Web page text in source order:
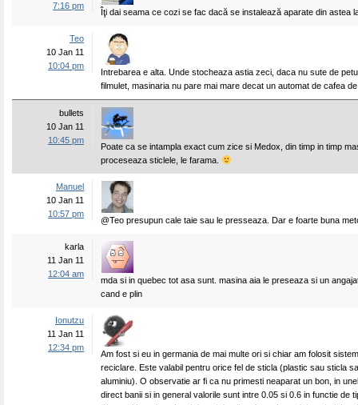
7:16 pm
Îţi dai seama ce cozi se fac dacă se instalează aparate din astea
Teo
10 Jan 11
10:04 pm
Intrebarea e alta. Unde stocheaza astia zeci, daca nu sute de
filmulet, masinaria nu pare mai mare decat un automat de cafea
bullets
10 Jan 11
10:45 pm
Poate ca se intampla exact cum zice si Medox, din timp in timp
proceseaza sticlele, le farama.
Manuel
10 Jan 11
10:57 pm
@Teo presupun cale taie sau le presseaza. Dar e foarte buna
karla
11 Jan 11
12:04 am
mda si in quebec tot asa sunt. masina aia le preseaza si un
cand e plin
Ionutzu
11 Jan 11
12:34 pm
Am fost si eu in germania de mai multe ori si chiar am folosit
reciclare. Este valabil pentru orice fel de sticla (plastic sau sticla
aluminiu). O observatie ar fi ca nu primesti neaparat un bon, in
direct banii si in general valorile sunt intre 0.05 si 0.6 in functie de